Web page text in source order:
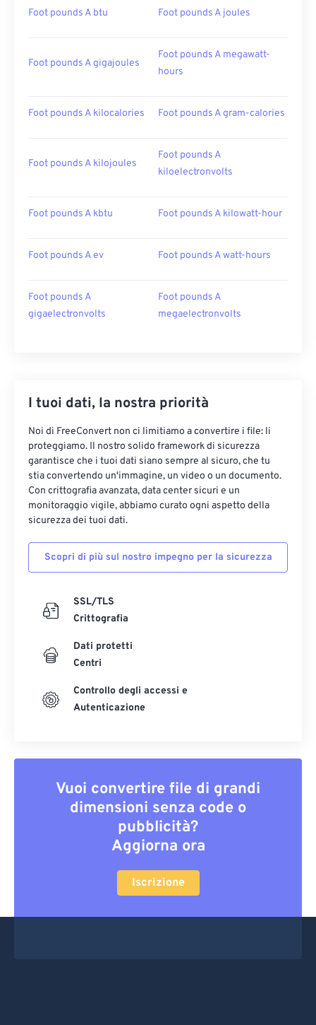
Foot pounds A btu Foot pounds A joules
Foot pounds A gigajoules
Foot pounds A megawatt-
hours
Foot pounds A kilocalories Foot pounds A gram-calories
Foot pounds A kilojoules
Foot pounds A
kiloelectronvolts
Foot pounds A kbtu Foot pounds A kilowatt-hour
Foot pounds A ev Foot pounds A watt-hours
Foot pounds A
gigaelectronvolts
Foot pounds A
megaelectronvolts
I tuoi dati, la nostra priorità
Noi di FreeConvert non ci limitiamo a convertire i file: li
proteggiamo. Il nostro solido framework di sicurezza
garantisce che i tuoi dati siano sempre al sicuro, che tu
stia convertendo un'immagine, un video o un documento.
Con crittografia avanzata, data center sicuri e un
monitoraggio vigile, abbiamo curato ogni aspetto della
sicurezza dei tuoi dati.
Scopri di più sul nostro impegno per la sicurezza
SSL/TLS
Crittografia
Dati protetti
Centri
Controllo degli accessi e
Autenticazione
Vuoi convertire file di grandi
dimensioni senza code o
pubblicità?
Aggiorna ora
Iscrizione